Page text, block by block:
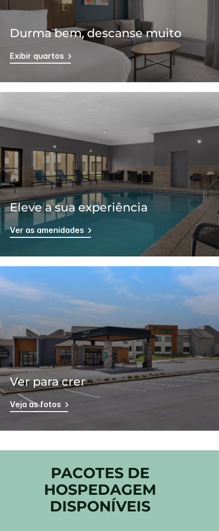
Durma bem, descanse muito
Exibir quartos
Eleve a sua experiência
Ver as amenidades
Ver para crer
Veja as fotos
PACOTES DE
HOSPEDAGEM
DISPONÍVEIS